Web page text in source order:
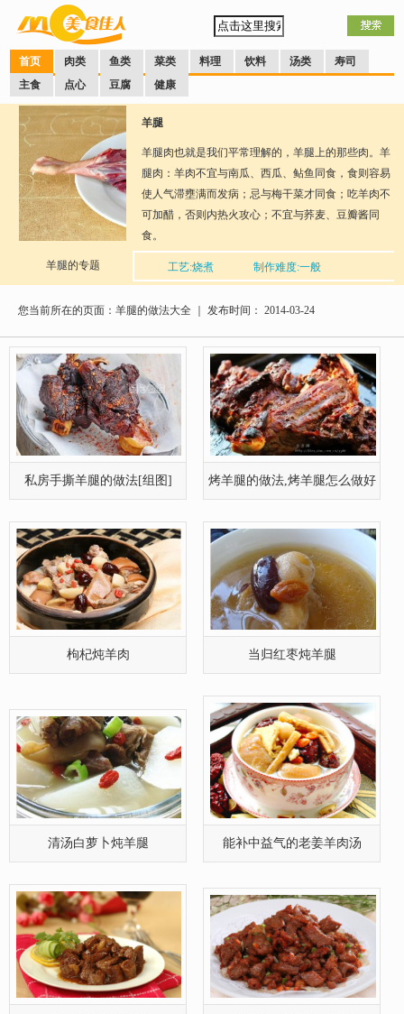
首页 肉类 鱼类 菜类 料理 饮料 汤类
寿司
主食
点心 豆腐 健康
羊腿的专题
口味：多种
羊腿
羊腿肉也就是我们平常理解的，羊腿上的那些肉。羊
腿肉：羊肉不宜与南瓜、西瓜、鲇鱼同食，食则容易
使人气滞壅满而发病；忌与梅干菜才同食；吃羊肉不
可加醋，否则内热火攻心；不宜与荞麦、豆瓣酱同
食。
工艺:烧煮
制作难度:一般
博
您当前所在的页面：羊腿的做法大全 ｜ 发布时间： 2014-03-24
私房手撕羊腿的做法[组图] 烤羊腿的做法,烤羊腿怎么做好
枸杞炖羊肉 当归红枣炖羊腿
清汤白萝卜炖羊腿 能补中益气的老姜羊肉汤